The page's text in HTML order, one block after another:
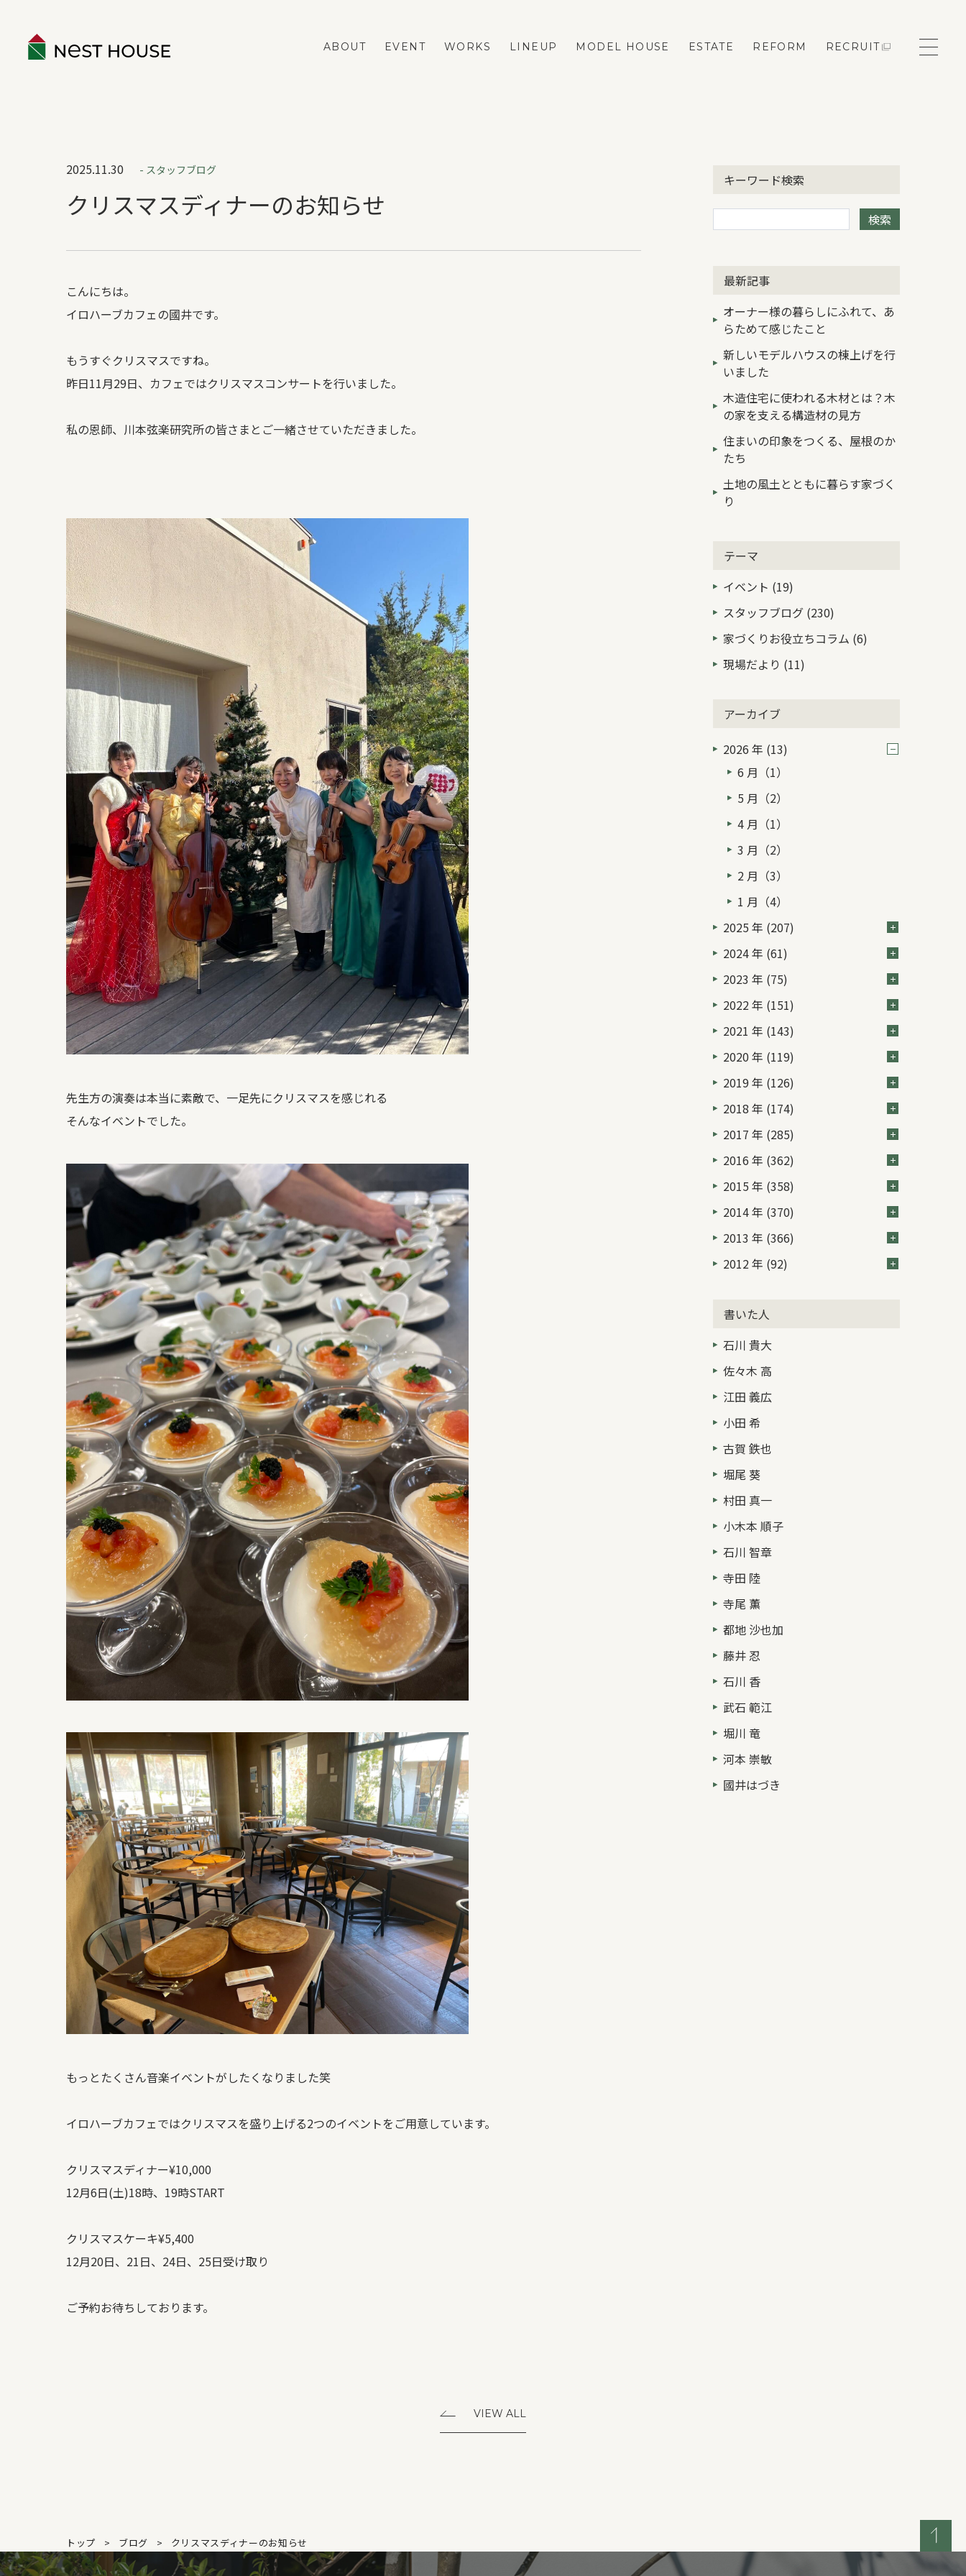
ABOUT EVENT WORKS LINEUP MODEL HOUSE ESTATE REFORM RECRUIT
ABOUT
構造のこと
よくある質問
WORKS
リフォーム・リノベ
MAno
蔵掛の家
新築住宅のお問い合わせ
2025.11.30 - スタッフブログ
クリスマスディナーのお知らせ
こんにちは。
イロハーブカフェの國井です。
もうすぐクリスマスですね。
昨日11月29日、カフェではクリスマスコンサートを行いました。
私の恩師、川本弦楽研究所の皆さまとご一緒させていただきました。
先生方の演奏は本当に素敵で、一足先にクリスマスを感じれる
そんなイベントでした。
もっとたくさん音楽イベントがしたくなりました笑
イロハーブカフェではクリスマスを盛り上げる2つのイベントをご用意しています。
クリスマスディナー¥10,000
12月6日(土)18時、19時START
クリスマスケーキ¥5,400
12月20日、21日、24日、25日受け取り
ご予約お待ちしております。
キーワード検索
検索
最新記事
オーナー様の暮らしにふれて、あ
らためて感じたこと
新しいモデルハウスの棟上げを行
いました
木造住宅に使われる木材とは？木
の家を支える構造材の見方
住まいの印象をつくる、屋根のか
たち
土地の風土とともに暮らす家づく
り
テーマ
イベント (19)
スタッフブログ (230)
家づくりお役立ちコラム (6)
現場だより (11)
アーカイブ
2026 年 (13)
6 月（1）
5 月（2）
4 月（1）
3 月（2）
2 月（3）
1 月（4）
2025 年 (207)
2024 年 (61)
2023 年 (75)
2022 年 (151)
2021 年 (143)
2020 年 (119)
2019 年 (126)
2018 年 (174)
2017 年 (285)
2016 年 (362)
2015 年 (358)
2014 年 (370)
2013 年 (366)
2012 年 (92)
書いた人
石川 貴大
佐々木 高
江田 義広
小田 希
古賀 鉄也
堀尾 葵
村田 真一
小木本 順子
石川 智章
寺田 陸
寺尾 薫
都地 沙也加
藤井 忍
石川 香
武石 範江
堀川 竜
河本 崇敏
國井はづき
VIEW ALL
トップ ブログ クリスマスディナーのお知らせ